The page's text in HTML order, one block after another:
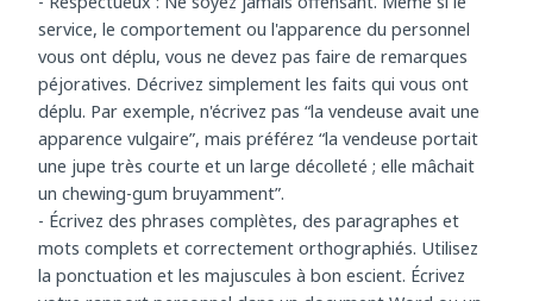
sur votre expérience et votre échange avec le personnel.
- Respectueux : Ne soyez jamais offensant. Même si le
service, le comportement ou l'apparence du personnel
vous ont déplu, vous ne devez pas faire de remarques
péjoratives. Décrivez simplement les faits qui vous ont
déplu. Par exemple, n'écrivez pas “la vendeuse avait une
apparence vulgaire”, mais préférez “la vendeuse portait
une jupe très courte et un large décolleté ; elle mâchait
un chewing-gum bruyamment”.
- Écrivez des phrases complètes, des paragraphes et
mots complets et correctement orthographiés. Utilisez